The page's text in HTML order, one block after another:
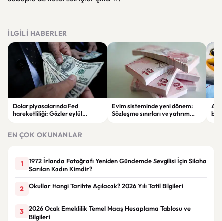
İLGILI HABERLER
Dolar piyasalarında Fed
hareketliliği: Gözler eylül
Evim sisteminde yeni dönem:
Sözleşme sınırları ve yatırım
EN ÇOK OKUNANLAR
1
1972 İrlanda Fotoğrafı Yeniden Gündemde Sevgilisi İçin Silaha
Sarılan Kadın Kimdir?
2 Okullar Hangi Tarihte Açılacak? 2026 Yılı Tatil Bilgileri
3
2026 Ocak Emeklilik Temel Maaş Hesaplama Tablosu ve
Bilgileri